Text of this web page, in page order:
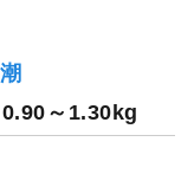
0.90～1.30kg